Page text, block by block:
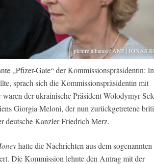
picture alliance / ANP | JONAS
„Pfizer-Gate“ der Kommissionspräsidentin:
sprach sich die Kommissionspräsidentin mit
der ukrainische Präsident Wolodymyr
Giorgia Meloni, der nun zurückgetretene
deutsche Kanzler Friedrich Merz.
hatte die Nachrichten aus dem sogenannten
Die Kommission lehnte den Antrag mit der